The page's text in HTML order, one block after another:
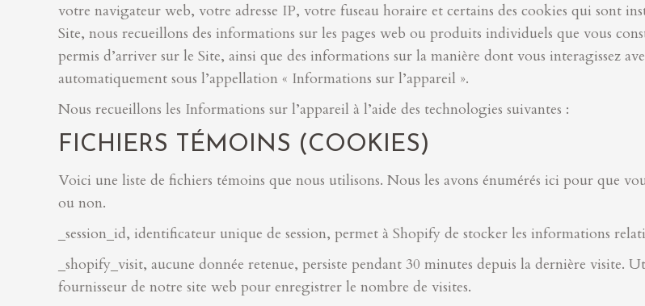
votre navigateur web, votre adresse IP, votre fuseau horaire et certains des cookies qui sont
Site, nous recueillons des informations sur les pages web ou produits individuels que vous
permis d’arriver sur le Site, ainsi que des informations sur la manière dont vous interagissez
automatiquement sous l’appellation « Informations sur l’appareil ».
Nous recueillons les Informations sur l’appareil à l’aide des technologies suivantes :
FICHIERS TÉMOINS (COOKIES)
Voici une liste de fichiers témoins que nous utilisons. Nous les avons énumérés ici pour que
ou non.
_session_id, identificateur unique de session, permet à Shopify de stocker les informations
_shopify_visit, aucune donnée retenue, persiste pendant 30 minutes depuis la dernière visite.
fournisseur de notre site web pour enregistrer le nombre de visites.